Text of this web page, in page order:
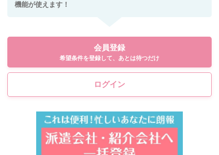
機能が使えます！
会員登録
希望条件を登録して、あとは待つだけ
ログイン